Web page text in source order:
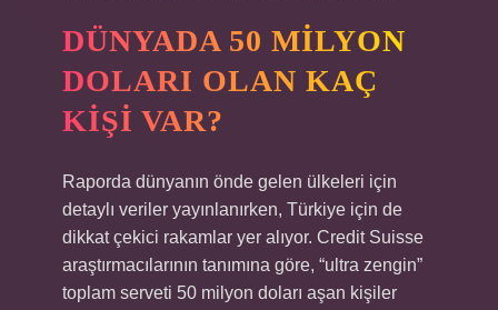
DÜNYADA 50 MILYON
DOLARI OLAN KAÇ
KIŞI VAR?
Raporda dünyanın önde gelen ülkeleri için
detaylı veriler yayınlanırken, Türkiye için de
dikkat çekici rakamlar yer alıyor. Credit Suisse
araştırmacılarının tanımına göre, “ultra zengin”
toplam serveti 50 milyon doları aşan kişiler